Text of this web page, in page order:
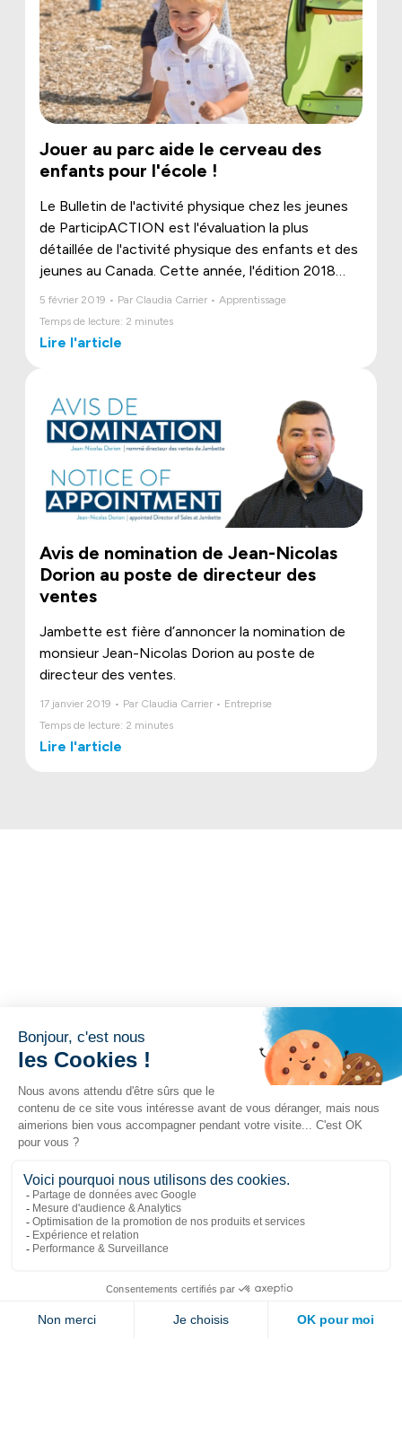
Jouer au parc aide le cerveau des
enfants pour l'école !
Le Bulletin de l'activité physique chez les jeunes
de ParticipACTION est l'évaluation la plus
détaillée de l'activité physique des enfants et des
jeunes au Canada. Cette année, l'édition 2018
bienfaits de l’activité physique chez les enfants
5 février 2019 • Par Claudia Carrier • Apprentissage
Temps de lecture: 2 minutes
Lire l'article
Avis de nomination de Jean-Nicolas
Dorion au poste de directeur des
ventes
Jambette est fière d’annoncer la nomination de
monsieur Jean-Nicolas Dorion au poste de
directeur des ventes.
17 janvier 2019 • Par Claudia Carrier • Entreprise
Temps de lecture: 2 minutes
Lire l'article
Liens populaires
Nous joindre